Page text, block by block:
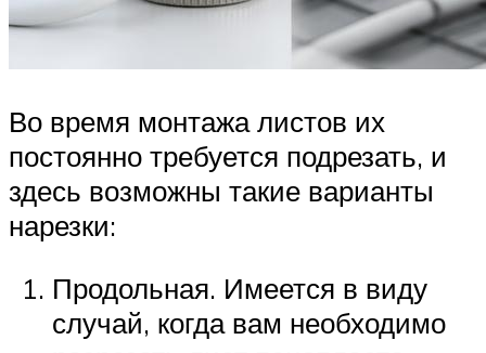
Во время монтажа листов их
постоянно требуется подрезать, и
здесь возможны такие варианты
нарезки:
Продольная. Имеется в виду
случай, когда вам необходимо